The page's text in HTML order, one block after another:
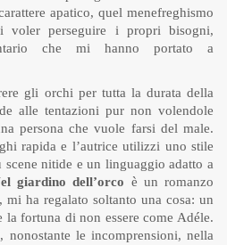
apatico, quel menefreghismo
voler perseguire i propri bisogni,
che mi hanno portato a
gli orchi per tutta la durata della
alle tentazioni pur non volendole
persona che vuole farsi del male.
rapida e l’autrice utilizzi uno stile
nitide e un linguaggio adatto a
giardino dell’orco è un romanzo
ha regalato soltanto una cosa: un
fortuna di non essere come Adéle.
nonostante le incomprensioni, nella